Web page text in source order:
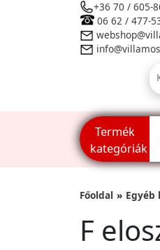
+36 70 / 605-
06 62 / 477-
Termék
kategóriák
Főoldal Egyéb
F